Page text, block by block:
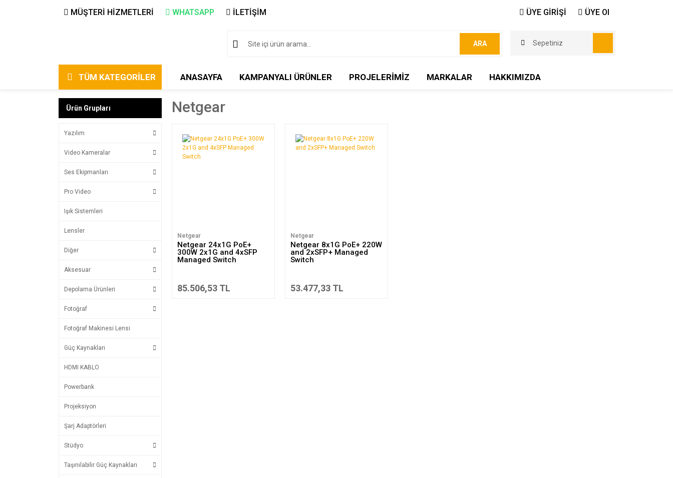
MÜŞTERİ HİZMETLERİ WHATSAPP İLETİŞİM ÜYE GİRİŞİ ÜYE Ol
ARA Sepetiniz
TÜM KATEGORİLER ANASAYFA KAMPANYALI ÜRÜNLER PROJELERİMİZ MARKALAR HAKKIMIZDA
Ürün Grupları
Yazılım
Video Kameralar
Ses Ekipmanları
Pro Video
Işık Sistemleri
Lensler
Diğer
Aksesuar
Depolama Ürünleri
Fotoğraf
Fotoğraf Makinesi Lensi
Güç Kaynakları
HDMI KABLO
Powerbank
Projeksiyon
Şarj Adaptörleri
Stüdyo
Taşınılabilir Güç Kaynakları
Netgear
Netgear
Netgear 24x1G PoE+
300W 2x1G and 4xSFP
Managed Switch
85.506,53 TL
Netgear
Netgear 8x1G PoE+ 220W
and 2xSFP+ Managed
Switch
53.477,33 TL